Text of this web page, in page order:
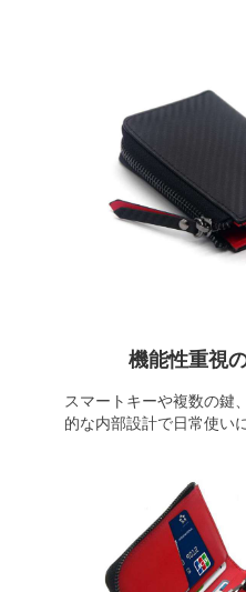
機能性重視
スマートキーや複数の鍵
的な内部設計で日常使い